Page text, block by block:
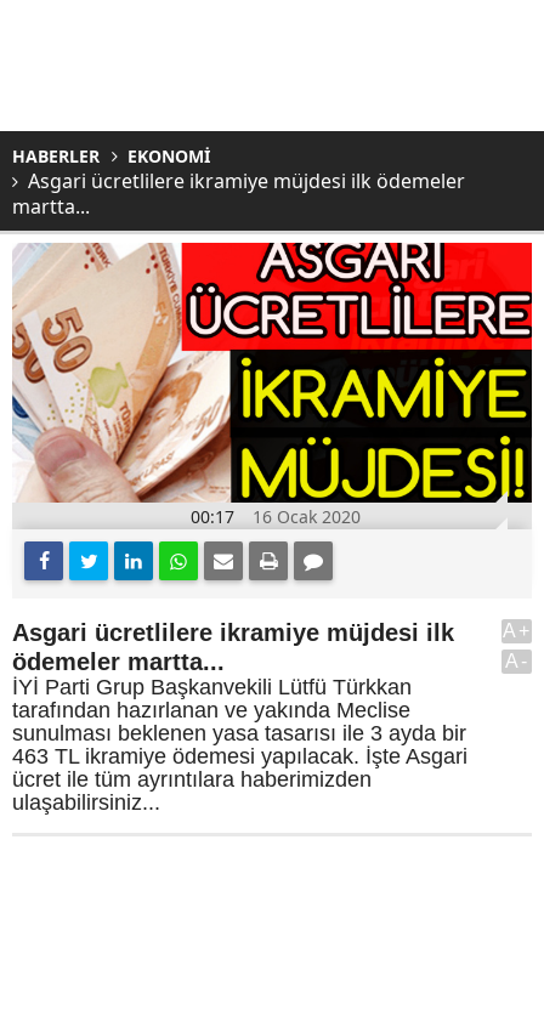
HABERLER EKONOMİ
Asgari ücretlilere ikramiye müjdesi ilk ödemeler
martta...
00:17 16 Ocak 2020
Asgari ücretlilere ikramiye müjdesi ilk
ödemeler martta...
İYİ Parti Grup Başkanvekili Lütfü Türkkan
tarafından hazırlanan ve yakında Meclise
sunulması beklenen yasa tasarısı ile 3 ayda bir
463 TL ikramiye ödemesi yapılacak. İşte Asgari
ücret ile tüm ayrıntılara haberimizden
ulaşabilirsiniz...
A+
A-